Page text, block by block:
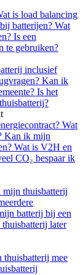
is load balancing
batterijen? Wat
Is een
te gebruiken?
inclusief
Kan ik
Is het
Wat
Kan ik mijn
Wat is V2H en
CO₂ bespaar ik
thuisbatterij
batterij bij een
later
thuisbatterij mee